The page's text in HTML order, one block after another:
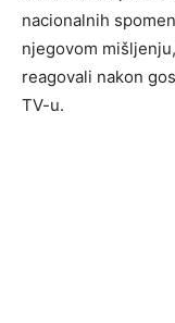
nacionalnih
njegovom
reagovali nakon
TV-u.